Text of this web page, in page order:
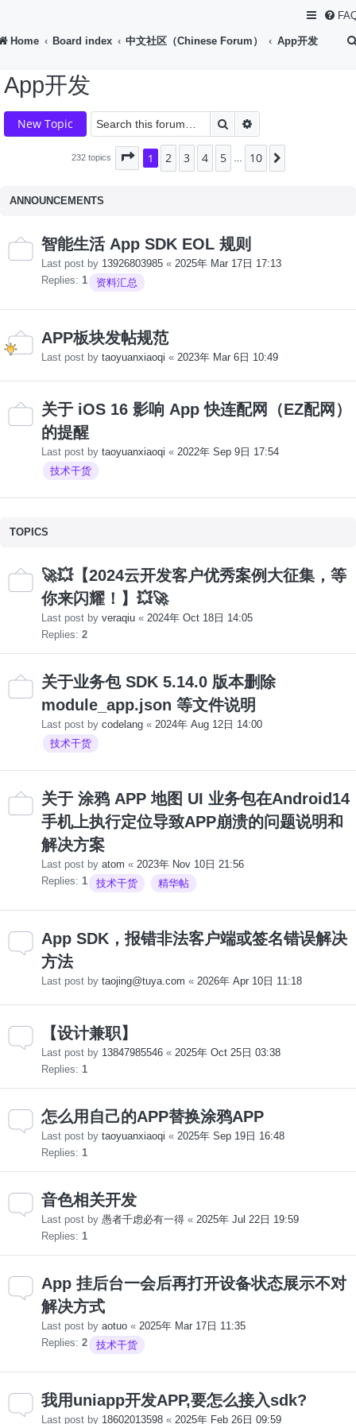
Home Board index 中文社区（Chinese Forum） App开发
App开发
New Topic Search
232 topics Page 1of10
1 2 3 4 5 10
ANNOUNCEMENTS
智能生活 App SDK EOL 规则
Last post by 13926803985 « 2025年 Mar 17日 17:13
Replies: 1 资料汇总
APP板块发帖规范
Last post by taoyuanxiaoqi « 2023年 Mar 6日 10:49
关于 iOS 16 影响 App 快连配网（EZ配网）
的提醒
Last post by taoyuanxiaoqi « 2022年 Sep 9日 17:54
技术干货
TOPICS
🚀💥【2024云开发客户优秀案例大征集，等
你来闪耀！】💥🚀
Last post by veraqiu « 2024年 Oct 18日 14:05
Replies: 2
关于业务包 SDK 5.14.0 版本删除
module_app.json 等文件说明
Last post by codelang « 2024年 Aug 12日 14:00
技术干货
关于 涂鸦 APP 地图 UI 业务包在Android14
手机上执行定位导致APP崩溃的问题说明和
解决方案
Last post by atom « 2023年 Nov 10日 21:56
Replies: 1 技术干货 精华帖
App SDK，报错非法客户端或签名错误解决
方法
Last post by taojing@tuya.com « 2026年 Apr 10日 11:18
【设计兼职】
Last post by 13847985546 « 2025年 Oct 25日 03:38
Replies: 1
怎么用自己的APP替换涂鸦APP
Last post by taoyuanxiaoqi « 2025年 Sep 19日 16:48
Replies: 1
音色相关开发
Last post by 愚者千虑必有一得 « 2025年 Jul 22日 19:59
Replies: 1
App 挂后台一会后再打开设备状态展示不对
解决方式
Last post by aotuo « 2025年 Mar 17日 11:35
Replies: 2 技术干货
我用uniapp开发APP,要怎么接入sdk?
Last post by 18602013598 « 2025年 Feb 26日 09:59